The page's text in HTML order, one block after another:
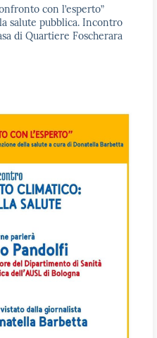
con l’esperto”
salute pubblica. Incontro
di Quartiere Foscherara